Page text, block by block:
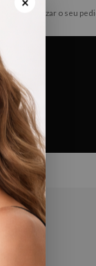
após realizar o seu